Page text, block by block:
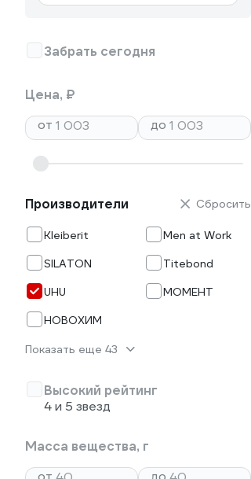
Забрать сегодня
Цена, ₽
от
до
Производители
Kleiberit
Men at Work
SILATON
Titebond
UHU
МОМЕНТ
НОВОХИМ
Показать еще 43
Сбросить
Высокий рейтинг
4 и 5 звезд
Масса вещества, г